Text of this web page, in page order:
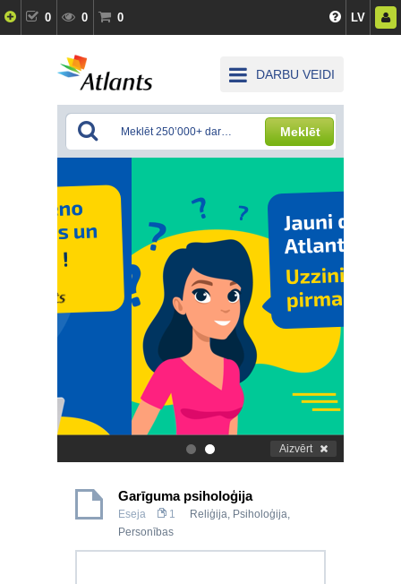
0 0 0 LV
DARBU VEIDI
Meklēt
. Aizvērt
Garīguma psiholoģija
Eseja 1 Reliģija, Psiholoģija,
Personības